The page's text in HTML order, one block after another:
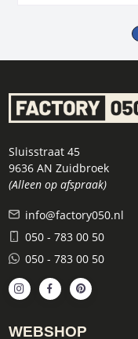
Sluisstraat 45
9636 AN Zuidbroek
(Alleen op afspraak)
info@factory050.nl
050 - 783 00 50
050 - 783 00 50
WEBSHOP